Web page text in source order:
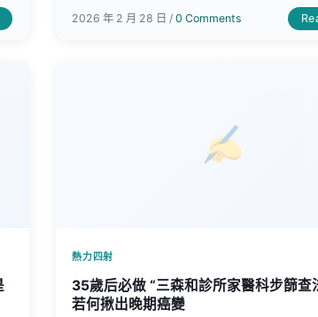
2026 年 2 月 28 日 /0 Comments
熱力四射
35歲后必做 “三森和診所家醫科步篩查
若何揪出晚期癌變